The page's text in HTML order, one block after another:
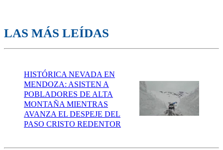
LAS MÁS LEÍDAS
HISTÓRICA NEVADA EN
MENDOZA: ASISTEN A
POBLADORES DE ALTA
MONTAÑA MIENTRAS
AVANZA EL DESPEJE DEL
PASO CRISTO REDENTOR